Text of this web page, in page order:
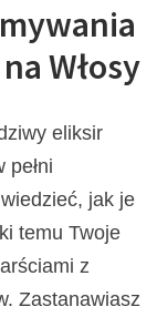
Włosy
eliksir
pełni
jak je
temu Twoje
z
Zastanawiasz